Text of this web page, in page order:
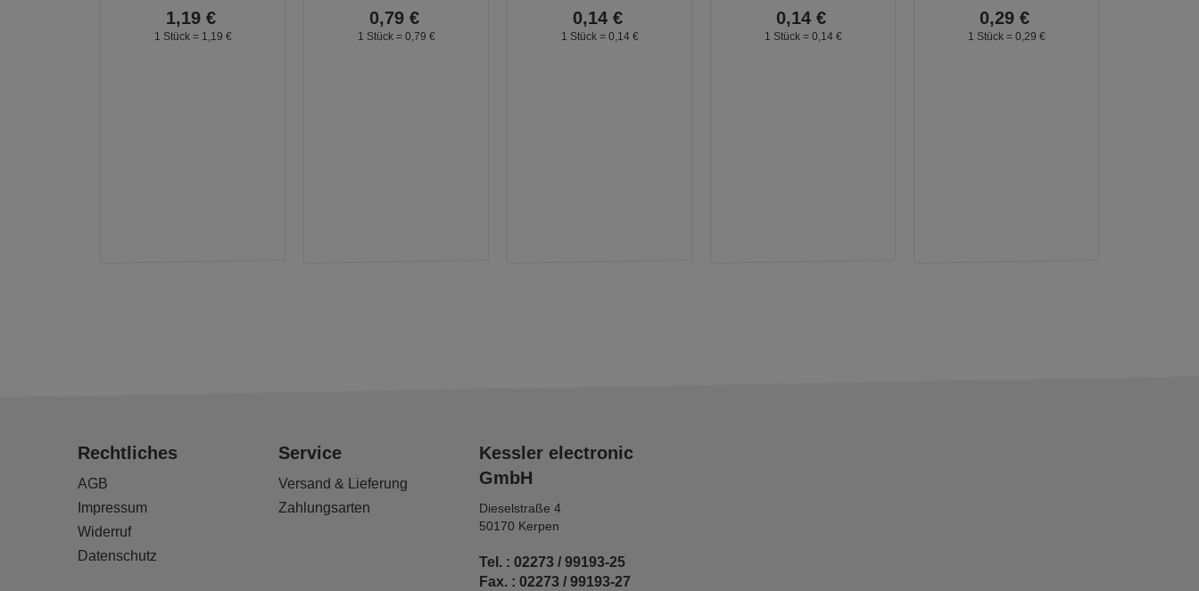
1,19 €
1 Stück = 1, 19 €
0,79 €
1 Stück = 0, 79 €
0,14 €
1 Stück = 0, 14 €
0,14 €
1 Stück = 0, 14 €
0,29 €
1 Stück = 0, 29 €
Rechtliches
AGB
Impressum
Widerruf
Datenschutz
Service
Versand & Lieferung
Zahlungsarten
Kessler electronic
GmbH
Dieselstraße 4
50170 Kerpen
Tel. : 02273 / 99193-25
Fax. : 02273 / 99193-27